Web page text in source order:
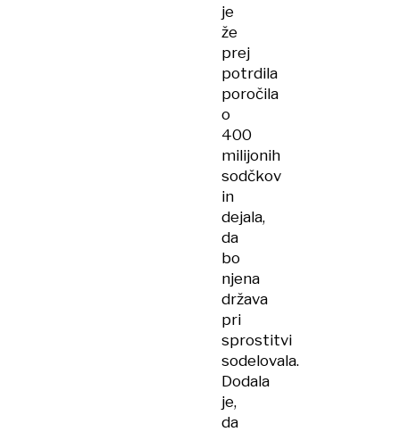
je
že
prej
potrdila
poročila
o
400
milijonih
sodčkov
in
dejala,
da
bo
njena
država
pri
sprostitvi
sodelovala.
Dodala
je,
da